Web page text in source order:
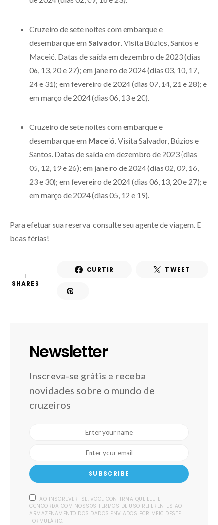
Cruzeiro de sete noites com embarque e
desembarque em Salvador. Visita Búzios, Santos e
Maceió. Datas de saída em dezembro de 2023 (dias
06, 13, 20 e 27); em janeiro de 2024 (dias 03, 10, 17,
24 e 31); em fevereiro de 2024 (dias 07, 14, 21 e 28); e
em março de 2024 (dias 06, 13 e 20).
Cruzeiro de sete noites com embarque e
desembarque em Maceió. Visita Salvador, Búzios e
Santos. Datas de saída em dezembro de 2023 (dias
05, 12, 19 e 26); em janeiro de 2024 (dias 02, 09, 16,
23 e 30); em fevereiro de 2024 (dias 06, 13, 20 e 27); e
em março de 2024 (dias 05, 12 e 19).
Para efetuar sua reserva, consulte seu agente de viagem. E
boas férias!
1
SHARES
CURTIR TWEET
1
Newsletter
Inscreva-se grátis e receba
novidades sobre o mundo de
cruzeiros
SUBSCRIBE
AO INSCREVER-SE, VOCÊ CONFIRMA QUE LEU E
CONCORDA COM NOSSOS TERMOS DE USO REFERENTES AO
ARMAZENAMENTO DOS DADOS ENVIADOS POR MEIO DESTE
FORMULÁRIO.